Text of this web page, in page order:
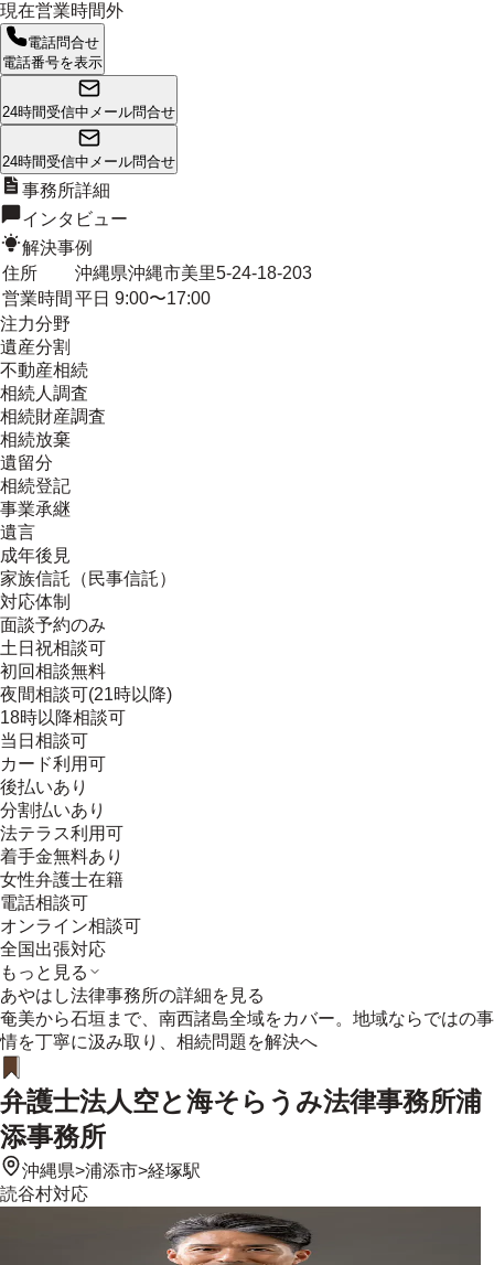
現在営業時間外
電話問合せ
電話番号を表示
24時間受信中 メール問合せ
24時間受信中 メール問合せ
事務所詳細
インタビュー
解決事例
住所
沖縄県沖縄市美里5-24-18-203
営業時間 平日 9:00〜17:00
注力分野
遺産分割
不動産相続
相続人調査
相続財産調査
相続放棄
遺留分
相続登記
事業承継
遺言
成年後見
家族信託（民事信託）
対応体制
面談予約のみ
土日祝相談可
初回相談無料
夜間相談可(21時以降)
18時以降相談可
当日相談可
カード利用可
後払いあり
分割払いあり
法テラス利用可
着手金無料あり
女性弁護士在籍
電話相談可
オンライン相談可
全国出張対応
もっと見る
あやはし法律事務所の詳細を見る
奄美から石垣まで、南西諸島全域をカバー。地域ならではの事
情を丁寧に汲み取り、相続問題を解決へ
弁護士法人空と海そらうみ法律事務所浦
添事務所
沖縄県>浦添市>経塚駅
読谷村対応